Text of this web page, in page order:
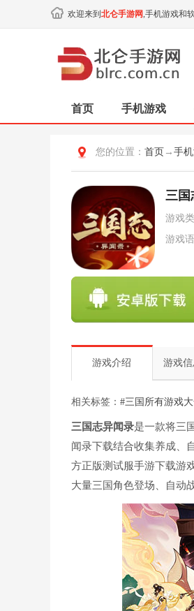
欢迎来到 北仑手游网,手机游戏和
首页 手机游戏
您的位置： 首页 → 手
三国
游戏
游戏
游戏介绍 游戏信
相关标签： #三国所有游戏
三国志异闻录是一款将三
闻录下载结合收集养成、
方正版测试服手游下载游
大量三国角色登场、自动